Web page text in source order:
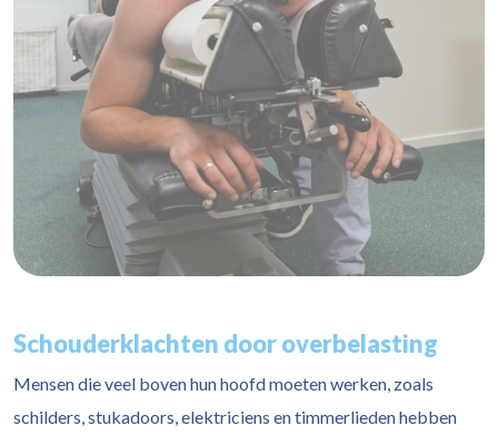
Schouderklachten door overbelasting
Mensen die veel boven hun hoofd moeten werken, zoals
schilders, stukadoors, elektriciens en timmerlieden hebben